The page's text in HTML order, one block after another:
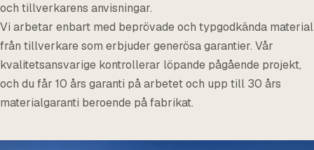
och tillverkarens anvisningar.
Vi arbetar enbart med beprövade och typgodkända material
från tillverkare som erbjuder generösa garantier. Vår
kvalitetsansvarige kontrollerar löpande pågående projekt,
och du får 10 års garanti på arbetet och upp till 30 års
materialgaranti beroende på fabrikat.